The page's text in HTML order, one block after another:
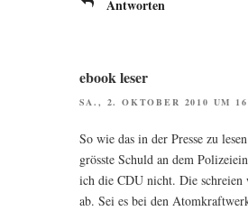
Antworten
ebook leser
SA., 2. OKTOBER 2010 UM
So wie das in der Pres­se zu
gröss­te Schuld an dem
ich die CDU nicht. Die
ab. Sei es bei den